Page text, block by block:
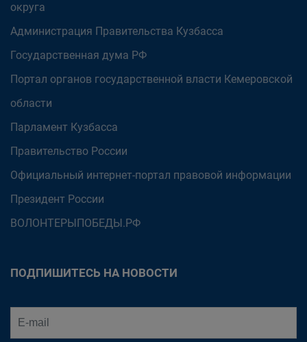
округа
Администрация Правительства Кузбасса
Государственная дума РФ
Портал органов государственной власти Кемеровской
области
Парламент Кузбасса
Правительство России
Официальный интернет-портал правовой информации
Президент России
ВОЛОНТЕРЫПОБЕДЫ.РФ
ПОДПИШИТЕСЬ НА НОВОСТИ